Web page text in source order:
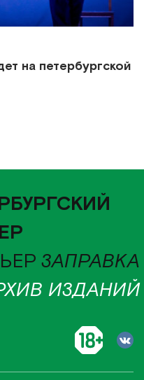
на петербургской
ЗАПРАВКА
ИЗДАНИЙ